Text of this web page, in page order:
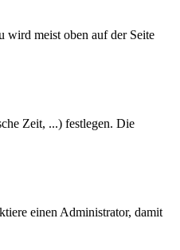
wird meist oben auf der Seite
Zeit, ...) festlegen. Die
einen Administrator, damit